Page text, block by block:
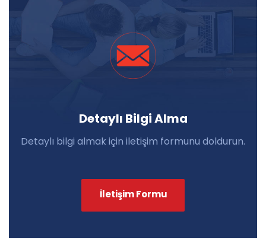
Detaylı Bilgi Alma
Detaylı bilgi almak için iletişim formunu doldurun.
İletişim Formu